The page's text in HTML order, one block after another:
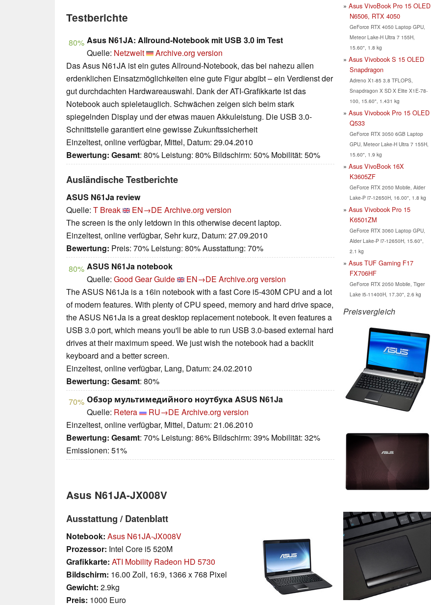
Testberichte
80% Asus N61JA: Allround-Notebook mit USB 3.0 im Test
Quelle: Netzwelt
Archive.org version
Das Asus N61JA ist ein gutes Allround-Notebook, das bei nahezu allen
erdenklichen Einsatzmöglichkeiten eine gute Figur abgibt – ein Verdienst der
gut durchdachten Hardwareauswahl. Dank der ATI-Grafikkarte ist das
Notebook auch spieletauglich. Schwächen zeigen sich beim stark
spiegelnden Display und der etwas mauen Akkuleistung. Die USB 3.0-
Schnittstelle garantiert eine gewisse Zukunftssicherheit
Einzeltest, online verfügbar, Mittel, Datum: 29.04.2010
Bewertung: Gesamt: 80% Leistung: 80% Bildschirm: 50% Mobilität: 50%
Ausländische Testberichte
ASUS N61Ja review
Quelle: T Break EN→DE Archive.org version
The screen is the only letdown in this otherwise decent laptop.
Einzeltest, online verfügbar, Sehr kurz, Datum: 27.09.2010
Bewertung: Preis: 70% Leistung: 80% Ausstattung: 70%
80% ASUS N61Ja notebook
Quelle: Good Gear Guide EN→DE Archive.org version
The ASUS N61Ja is a 16in notebook with a fast Core i5-430M CPU and a lot
of modern features. With plenty of CPU speed, memory and hard drive space,
the ASUS N61Ja is a great desktop replacement notebook. It even features a
USB 3.0 port, which means you'll be able to run USB 3.0-based external hard
drives at their maximum speed. We just wish the notebook had a backlit
keyboard and a better screen.
Einzeltest, online verfügbar, Lang, Datum: 24.02.2010
Bewertung: Gesamt: 80%
70% Обзор мультимедийного ноутбука ASUS N61Ja
Quelle: Retera RU→DE Archive.org version
Einzeltest, online verfügbar, Mittel, Datum: 21.06.2010
Bewertung: Gesamt: 70% Leistung: 86% Bildschirm: 39% Mobilität: 32%
Emissionen: 51%
Asus N61JA-JX008V
Ausstattung / Datenblatt
Notebook: Asus N61JA-JX008V
Prozessor: Intel Core i5 520M
Grafikkarte: ATI Mobility Radeon HD 5730
Bildschirm: 16.00 Zoll, 16:9, 1366 x 768 Pixel
Gewicht: 2.9kg
Preis: 1000 Euro
Asus VivoBook Pro 15 OLED
N6506, RTX 4050
GeForce RTX 4050 Laptop GPU,
Meteor Lake-H Ultra 7 155H,
15.60", 1.8 kg
Asus Vivobook S 15 OLED
Snapdragon
Adreno X1-85 3.8 TFLOPS,
Snapdragon X SD X Elite X1E-78-
100, 15.60", 1.431 kg
Asus Vivobook Pro 15 OLED
Q533
GeForce RTX 3050 6GB Laptop
GPU, Meteor Lake-H Ultra 7 155H,
15.60", 1.9 kg
Asus VivoBook 16X
K3605ZF
GeForce RTX 2050 Mobile, Alder
Lake-P i7-12650H, 16.00", 1.8 kg
Asus Vivobook Pro 15
K6501ZM
GeForce RTX 3060 Laptop GPU,
Alder Lake-P i7-12650H, 15.60",
2.1 kg
Asus TUF Gaming F17
FX706HF
GeForce RTX 2050 Mobile, Tiger
Lake i5-11400H, 17.30", 2.6 kg
Preisvergleich